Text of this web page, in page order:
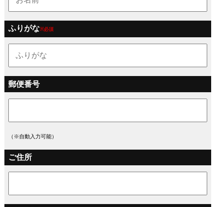
ふりがな※必須
郵便番号
（※自動入力可能）
ご住所